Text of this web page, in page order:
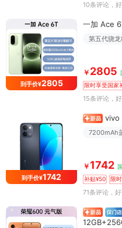
10条评论 ，
到手价¥2805
一加 Ace
第五代骁
￥ 2805
限时享受国家
15条评论 ，
到手价¥1742
vivo
7200mAh
￥ 1742
补贴¥50
限
71条评论 ，